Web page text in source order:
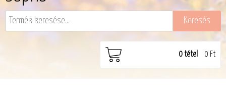
0tétel 0 Ft